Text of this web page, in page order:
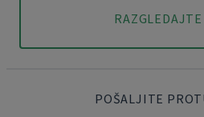
POŠALJITE